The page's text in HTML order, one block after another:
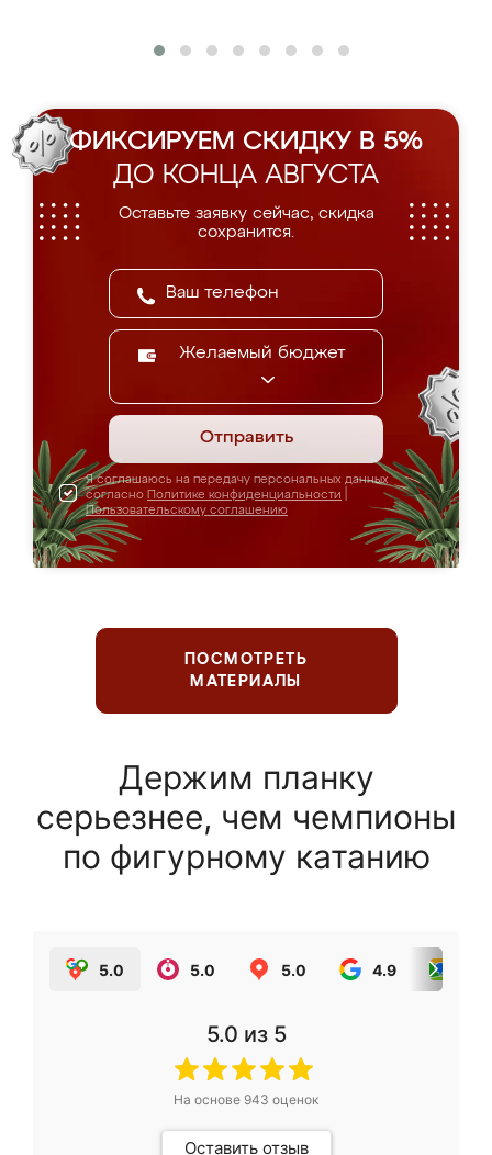
ФИКСИРУЕМ СКИДКУ В 5%
ДО КОНЦА АВГУСТА
Оставьте заявку сейчас, скидка
сохранится.
Желаемый бюджет
Отправить
Я соглашаюсь на передачу персональных данных
согласно Политике конфиденциальности
Пользовательскому соглашению
ПОСМОТРЕТЬ
МАТЕРИАЛЫ
Держим планку
серьезнее, чем чемпионы
по фигурному катанию
5.0 5.0 5.0 4.9
5.0 из 5
На основе 943 оценок
Оставить отзыв